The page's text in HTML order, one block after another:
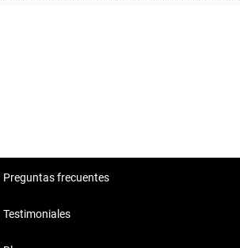
Preguntas frecuentes
Testimoniales